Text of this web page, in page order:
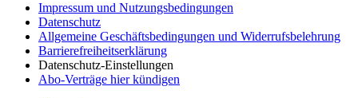
Impressum und Nutzungsbedingungen
Datenschutz
Allgemeine Geschäftsbedingungen und Widerrufsbelehrung
Barrierefreiheitserklärung
Datenschutz-Einstellungen
Abo-Verträge hier kündigen